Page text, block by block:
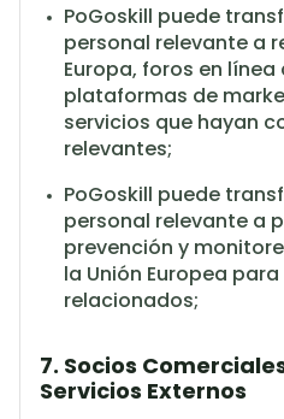
PoGoskill puede
personal relevante a
Europa, foros en
plataformas de
servicios que hayan
relevantes;
PoGoskill puede
personal relevante a
prevención y
la Unión Europea
relacionados;
7. Socios
Servicios Externos